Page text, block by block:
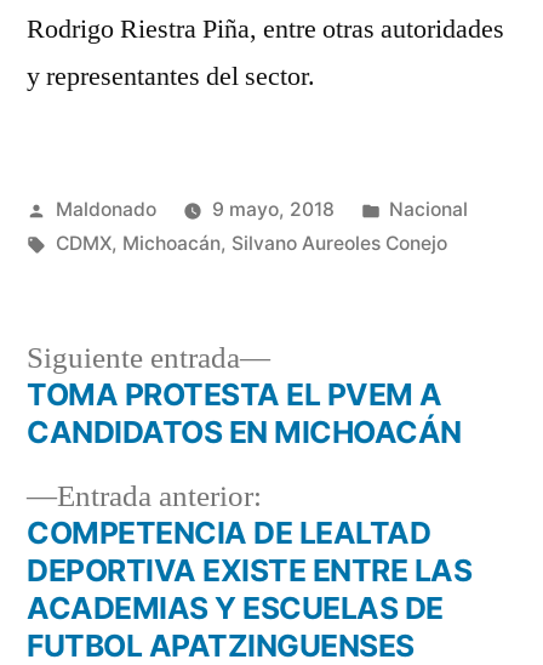
Rodrigo Riestra Piña, entre otras autoridades
y representantes del sector.
Publicado
por
Maldonado 9 mayo, 2018
Publicada
en
Nacional
Etiquetas:
CDMX, Michoacán, Silvano Aureoles Conejo
Navegación
entradas
Entrada anterior:
anterior:
COMPETENCIA DE LEALTAD
DEPORTIVA EXISTE ENTRE LAS
ACADEMIAS Y ESCUELAS DE
FUTBOL APATZINGUENSES
Siguiente entrada
Siguiente
entrada:
TOMA PROTESTA EL PVEM A
CANDIDATOS EN MICHOACÁN